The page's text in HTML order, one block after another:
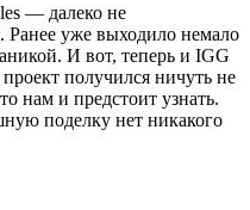
— далеко не
Ранее уже выходило немало
И вот, теперь и IGG
получился ничуть не
нам и предстоит узнать.
поделку нет никакого